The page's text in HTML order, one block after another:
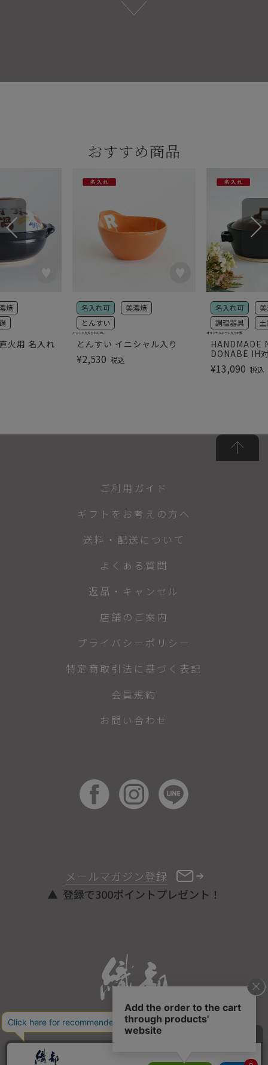
おすすめ商品
火用 名入れ
焼
とんすい イニシャル入り
名入れ可
美濃焼
とんすい
¥2,530 税込
イニシャル入りとんすい
HANDMADE
DONABE IH
名入れ可
調理器具
¥13,090 税込
オリジナルネーム入り土鍋
ONLINE STORE
メールマガジン登録
登録で300ポイントプレゼント！
ご利用ガイド
ギフトをお考えの方へ
送料・配送について
よくある質問
返品・キャンセル
店舗のご案内
プライバシーポリシー
特定商取引法に基づく表記
会員規約
お問い合わせ